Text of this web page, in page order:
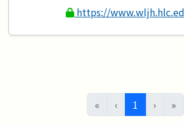
https://
« ‹ 1 (目前頁次)
› »